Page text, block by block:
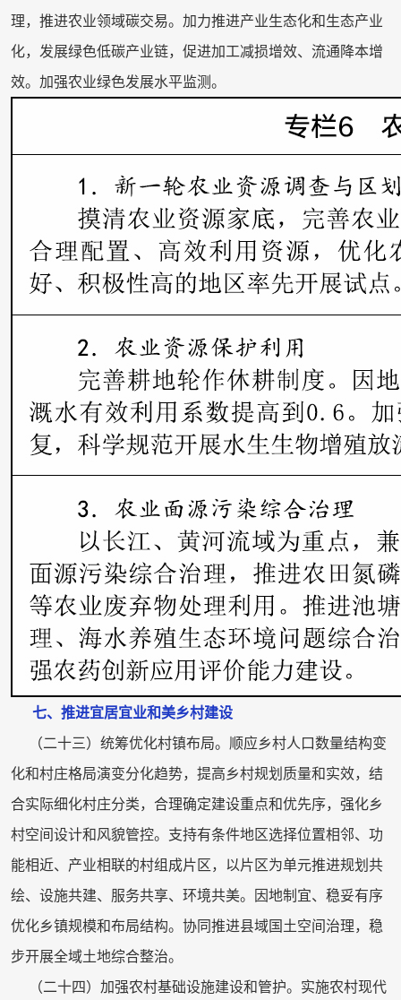
理，推进农业领域碳交易。加力推进产业生态化和生态产业
化，发展绿色低碳产业链，促进加工减损增效、流通降本增
效。加强农业绿色发展水平监测。
七、推进宜居宜业和美乡村建设
（二十三）统筹优化村镇布局。顺应乡村人口数量结构变
化和村庄格局演变分化趋势，提高乡村规划质量和实效，结
合实际细化村庄分类，合理确定建设重点和优先序，强化乡
村空间设计和风貌管控。支持有条件地区选择位置相邻、功
能相近、产业相联的村组成片区，以片区为单元推进规划共
绘、设施共建、服务共享、环境共美。因地制宜、稳妥有序
优化乡镇规模和布局结构。协同推进县域国土空间治理，稳
步开展全域土地综合整治。
（二十四）加强农村基础设施建设和管护。实施农村现代